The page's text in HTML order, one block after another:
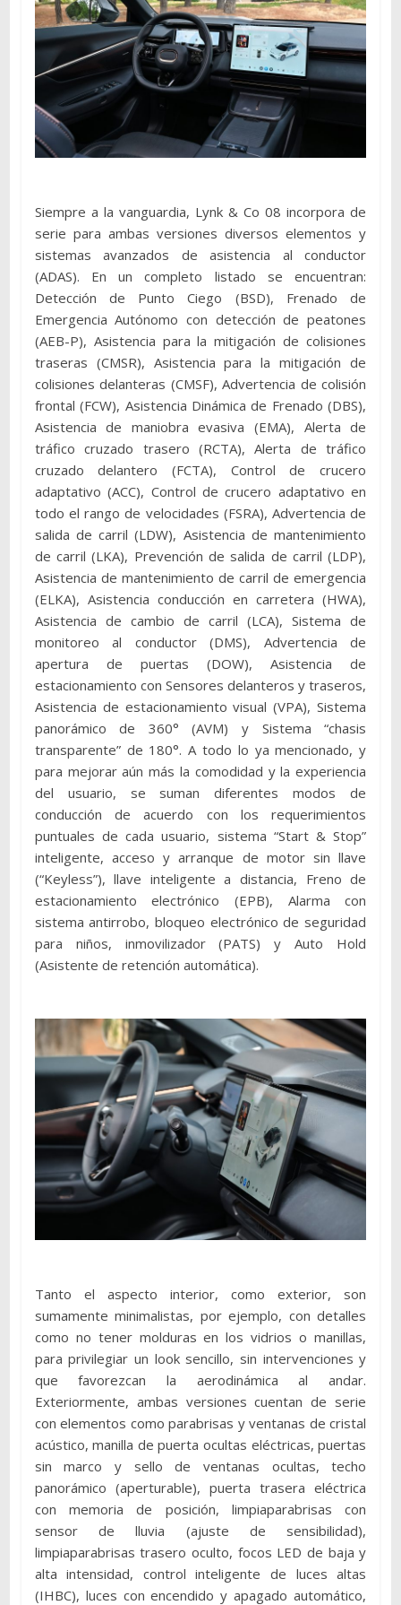
Siempre a la vanguardia, Lynk & Co 08 incorpora de
serie para ambas versiones diversos elementos y
sistemas avanzados de asistencia al conductor
(ADAS). En un completo listado se encuentran:
Detección de Punto Ciego (BSD), Frenado de
Emergencia Autónomo con detección de peatones
(AEB-P), Asistencia para la mitigación de colisiones
traseras (CMSR), Asistencia para la mitigación de
colisiones delanteras (CMSF), Advertencia de colisión
frontal (FCW), Asistencia Dinámica de Frenado (DBS),
Asistencia de maniobra evasiva (EMA), Alerta de
tráfico cruzado trasero (RCTA), Alerta de tráfico
cruzado delantero (FCTA), Control de crucero
adaptativo (ACC), Control de crucero adaptativo en
todo el rango de velocidades (FSRA), Advertencia de
salida de carril (LDW), Asistencia de mantenimiento
de carril (LKA), Prevención de salida de carril (LDP),
Asistencia de mantenimiento de carril de emergencia
(ELKA), Asistencia conducción en carretera (HWA),
Asistencia de cambio de carril (LCA), Sistema de
monitoreo al conductor (DMS), Advertencia de
apertura de puertas (DOW), Asistencia de
estacionamiento con Sensores delanteros y traseros,
Asistencia de estacionamiento visual (VPA), Sistema
panorámico de 360° (AVM) y Sistema “chasis
transparente” de 180°. A todo lo ya mencionado, y
para mejorar aún más la comodidad y la experiencia
del usuario, se suman diferentes modos de
conducción de acuerdo con los requerimientos
puntuales de cada usuario, sistema “Start & Stop”
inteligente, acceso y arranque de motor sin llave
(“Keyless”), llave inteligente a distancia, Freno de
estacionamiento electrónico (EPB), Alarma con
sistema antirrobo, bloqueo electrónico de seguridad
para niños, inmovilizador (PATS) y Auto Hold
(Asistente de retención automática).
Tanto el aspecto interior, como exterior, son
sumamente minimalistas, por ejemplo, con detalles
como no tener molduras en los vidrios o manillas,
para privilegiar un look sencillo, sin intervenciones y
que favorezcan la aerodinámica al andar.
Exteriormente, ambas versiones cuentan de serie
con elementos como parabrisas y ventanas de cristal
acústico, manilla de puerta ocultas eléctricas, puertas
sin marco y sello de ventanas ocultas, techo
panorámico (aperturable), puerta trasera eléctrica
con memoria de posición, limpiaparabrisas con
sensor de lluvia (ajuste de sensibilidad),
limpiaparabrisas trasero oculto, focos LED de baja y
alta intensidad, control inteligente de luces altas
(IHBC), luces con encendido y apagado automático,